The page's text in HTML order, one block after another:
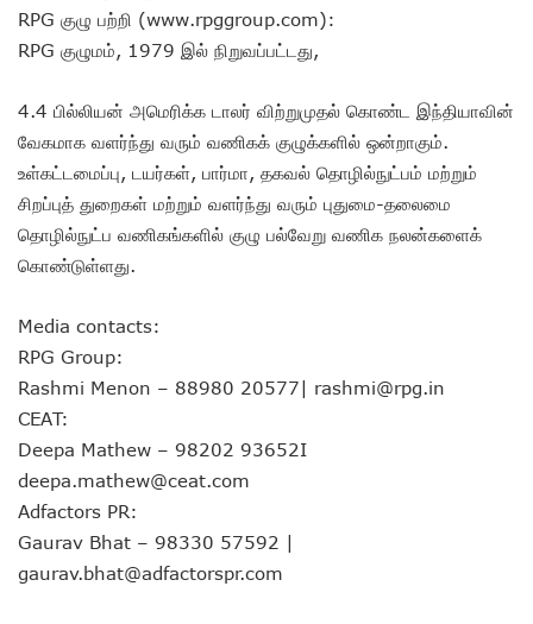
RPG குழு பற்றி (www.rpggroup.com):
RPG குழுமம், 1979 இல் நிறுவப்பட்டது,
4.4 பில்லியன் அமெரிக்க டாலர் விற்றுமுதல் கொண்ட இந்தியாவின்
வேகமாக வளர்ந்து வரும் வணிகக் குழுக்களில் ஒன்றாகும்.
உள்கட்டமைப்பு, டயர்கள், பார்மா, தகவல் தொழில்நுட்பம் மற்றும்
சிறப்புத் துறைகள் மற்றும் வளர்ந்து வரும் புதுமை-தலைமை
தொழில்நுட்ப வணிகங்களில் குழு பல்வேறு வணிக நலன்களைக்
கொண்டுள்ளது.
Media contacts:
RPG Group:
Rashmi Menon – 88980 20577| rashmi@rpg.in
CEAT:
Deepa Mathew – 98202 93652I
deepa.mathew@ceat.com
Adfactors PR:
Gaurav Bhat – 98330 57592 |
gaurav.bhat@adfactorspr.com